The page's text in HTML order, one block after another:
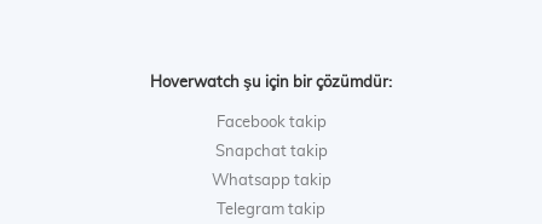
Hoverwatch şu için bir çözümdür:
Facebook takip
Snapchat takip
Whatsapp takip
Telegram takip